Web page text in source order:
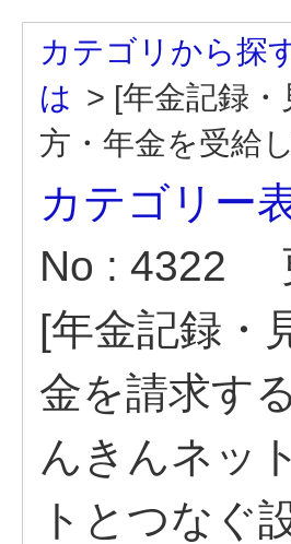
カテゴリから探
は > [年金記録
方・年金を受給
カテゴリー
No : 4322
[年金記録・
金を請求す
んきんネッ
トとつなぐ